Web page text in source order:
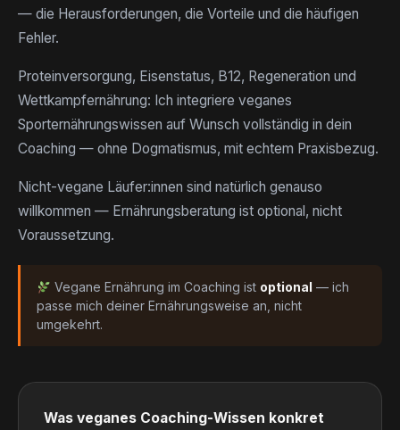
— die Herausforderungen, die Vorteile und die häufigen
Fehler.
Proteinversorgung, Eisenstatus, B12, Regeneration und
Wettkampfernährung: Ich integriere veganes
Sporternährungswissen auf Wunsch vollständig in dein
Coaching — ohne Dogmatismus, mit echtem Praxisbezug.
Nicht-vegane Läufer:innen sind natürlich genauso
willkommen — Ernährungsberatung ist optional, nicht
Voraussetzung.
Vegane Ernährung im Coaching ist optional — ich
passe mich deiner Ernährungsweise an, nicht
umgekehrt.
Was veganes Coaching-Wissen konkret